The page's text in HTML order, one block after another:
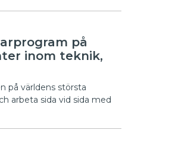
på
inom teknik,
på världens största
arbeta sida vid sida med